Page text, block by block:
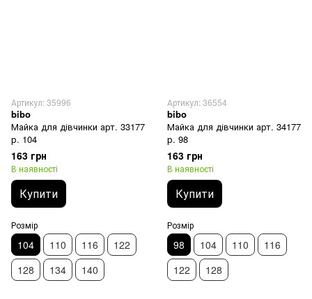
Артикул: 35996
bibo
Майка для дівчинки арт. 33177
р. 104
163 грн
В наявності
Купити
Розмір
104 110 116
122
128
134 140
Артикул: 36554
bibo
Майка для дівчинки арт. 34177
р. 98
163 грн
В наявності
Купити
Розмір
98 104 110
116
122
128